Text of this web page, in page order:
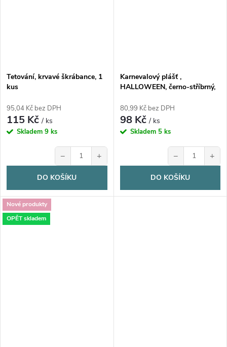
Tetování, krvavé škrábance, 1
kus
95,04 Kč bez DPH
115 Kč/ ks
Skladem 9 ks
− +
DO KOŠÍKU
Karnevalový plášť ,
HALLOWEEN, černo-stříbrný,
80,99 Kč bez DPH
98 Kč/ ks
Skladem 5 ks
− +
DO KOŠÍKU
Nové produkty
OPĚT skladem